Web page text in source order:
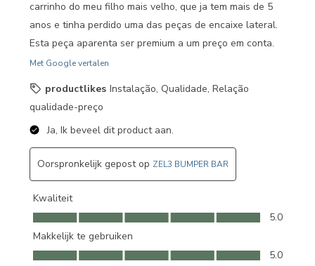
carrinho do meu filho mais velho, que ja tem mais de 5
anos e tinha perdido uma das peças de encaixe lateral.
Esta peça aparenta ser premium a um preço em conta.
Met Google vertalen
productlikes Instalação, Qualidade, Relação
qualidade-preço
Ja, Ik beveel dit product aan.
Oorspronkelijk gepost op ZEL3 BUMPER BAR
Kwaliteit
Kwaliteit, 5.0 van 5
5.0
Makkelijk te gebruiken
Makkelijk te gebruiken, 5.0 van 5
5.0